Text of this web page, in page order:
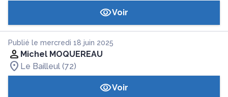
Voir
Publié le mercredi 18 juin 2025
Michel MOQUEREAU
Le Bailleul (72)
Voir